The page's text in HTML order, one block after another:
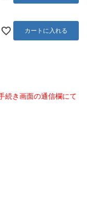
カートに入れる
続き画面の通信欄にて